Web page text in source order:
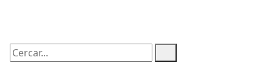
Cercar: